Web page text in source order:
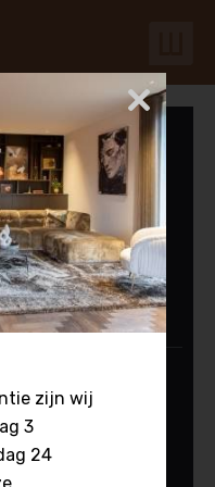
ons met een:
10
zijn wij
3
24